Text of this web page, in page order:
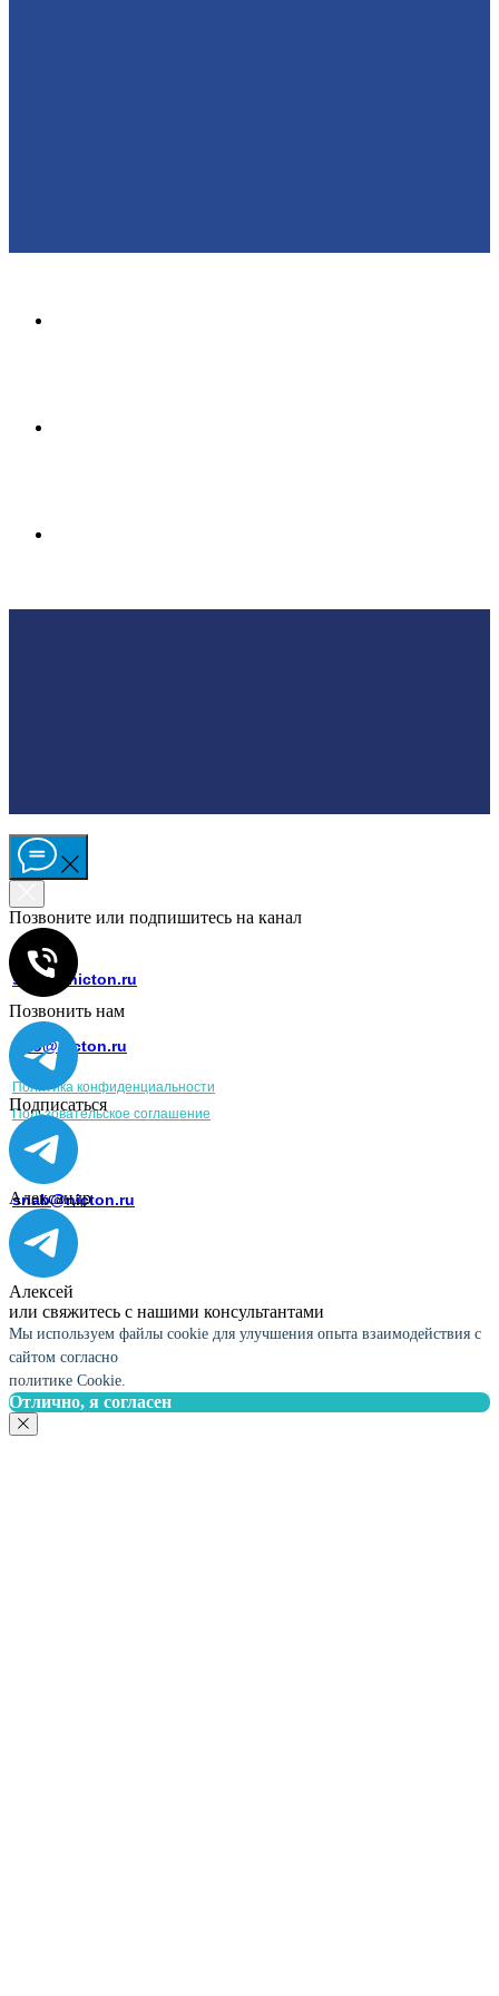
Контакты
Отдел продаж:
+7 (499) 450-53-54
sales@nicton.ru
Офис:
+7 (499) 455-45-34
info@nicton.ru
Штаб-квартира:
127015, г. Москва, ул. Большая
Новодмитровская, дом 36, стр. 2, этаж 2,
помещение 13, Дизайн-завод «Флакон»
Время работы:
Сотрудничество:
snab@nicton.ru
© Nicton 2024
Политика конфиденциальности
Пользовательское соглашение
Позвоните или подпишитесь на канал
Позвонить нам
Подписаться
Александр
Алексей
или свяжитесь с нашими консультантами
Мы используем файлы cookie для улучшения опыта взаимодействия с
сайтом согласно
политике Cookie.
Отлично, я согласен